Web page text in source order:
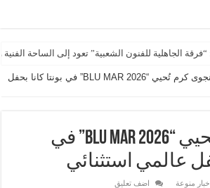
الجاهلية للفنون الشعبية” تعود إلى الساحة الفنية
نجوى كرم تُحيي “BLU MAR 2026” في بونتا كانا بحفل
نجوى كرم تُحيي “BLU MAR 2026” في
عالمي استثنائي
أخبار منوعة اضف تعليق